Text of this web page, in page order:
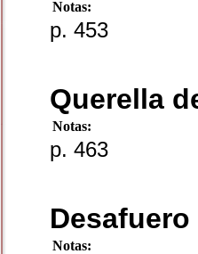
Notas:
p. 453
Querella
Notas:
p. 463
Notas: